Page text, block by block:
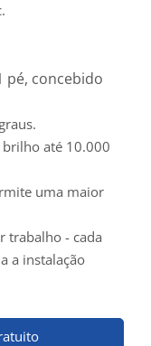
pé, concebido
até 10.000
uma maior
trabalho - cada
a instalação